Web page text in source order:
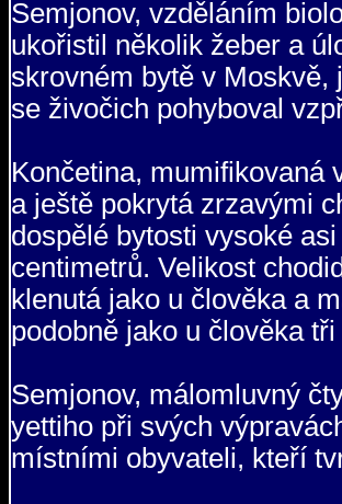
Semjonov, vzděláním
ukořistil několik žeber a
skrovném bytě v
se živočich pohyboval
Končetina, mumifikovaná
a ještě pokrytá zrzavými
dospělé bytosti vysoké
centimetrů. Velikost
klenutá jako u člověka a
podobně jako u člověka
Semjonov, málomluvný
yettiho při svých
místními obyvateli, kteří